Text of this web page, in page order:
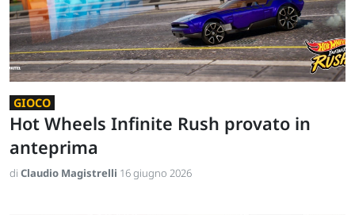
GIOCO
Hot Wheels Infinite Rush provato in
anteprima
di Claudio Magistrelli 16 giugno 2026